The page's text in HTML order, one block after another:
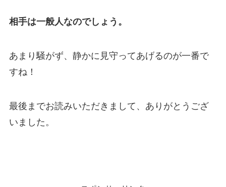
相手は一般人なのでしょう。
あまり騒がず、静かに見守ってあげるのが一番で
すね！
最後までお読みいただきまして、ありがとうござ
いました。